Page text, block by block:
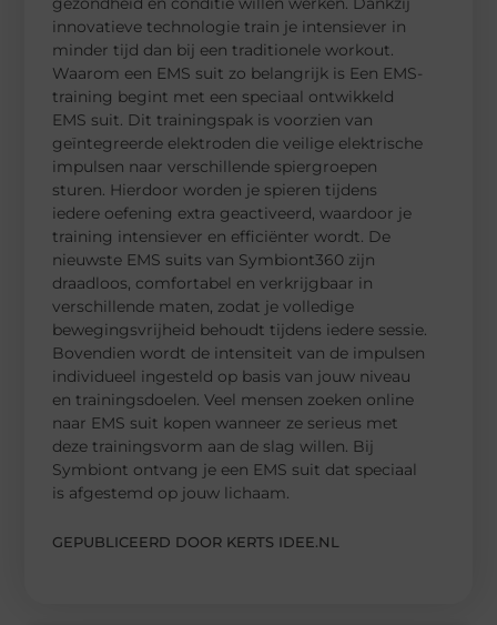
innovatieve technologie train je intensiever in
minder tijd dan bij een traditionele workout.
Waarom een EMS suit zo belangrijk is Een EMS-
training begint met een speciaal ontwikkeld
EMS suit. Dit trainingspak is voorzien van
geïntegreerde elektroden die veilige elektrische
impulsen naar verschillende spiergroepen
sturen. Hierdoor worden je spieren tijdens
iedere oefening extra geactiveerd, waardoor je
training intensiever en efficiënter wordt. De
nieuwste EMS suits van Symbiont360 zijn
draadloos, comfortabel en verkrijgbaar in
verschillende maten, zodat je volledige
bewegingsvrijheid behoudt tijdens iedere sessie.
Bovendien wordt de intensiteit van de impulsen
individueel ingesteld op basis van jouw niveau
en trainingsdoelen. Veel mensen zoeken online
naar EMS suit kopen wanneer ze serieus met
deze trainingsvorm aan de slag willen. Bij
Symbiont ontvang je een EMS suit dat speciaal
is afgestemd op jouw lichaam.
GEPUBLICEERD DOOR KERTS IDEE.NL